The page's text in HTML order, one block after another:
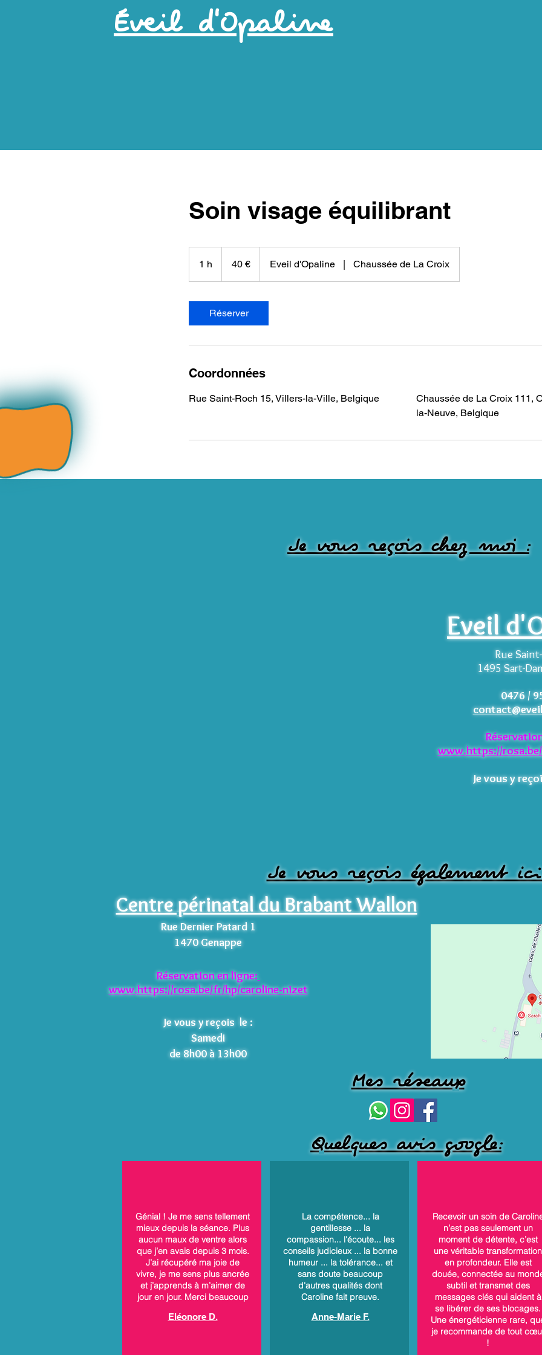
Éveil d'Opaline
Soin visage équilibrant
1 h 40 € Eveil d'Opaline | Chaussée de La Croix
Réserver
Coordonnées
Rue Saint-Roch 15, Villers-la-Ville, Belgique
Chaussée de La Croix 111,
la-Neuve, Belgique
Je vous reçois également
Centre périnatal du Brabant Wallon
Rue Dernier Patard 1
1470 Genappe
Réservationen ligne:
www.https://rosa.be/fr/hp/caroline-nizet
Je vous y reçois le :
Samedi
de 8h00 à 13h00
Je vous reçois chez moi :
Eveil
Rue
1495 Sart-
0476 /
www.https://
Je vous y
Génial ! Je me sens tellement
mieux depuis la séance. Plus
aucun maux de ventre alors
que j’en avais depuis 3 mois.
J’ai récupéré ma joie de
vivre, je me sens plus ancrée
et j’apprends à m’aimer de
jour en jour. Merci beaucoup
Eléonore D.
La compétence... la
gentillesse ... la
compassion... l'écoute... les
conseils judicieux ... la bonne
humeur ... la tolérance... et
sans doute beaucoup
d'autres qualités dont
Caroline fait preuve.
Anne-Marie F.
Recevoir un soin de
n’est pas seulement un
moment de détente, c’est
une véritable transformation
en profondeur. Elle est
douée, connectée au
subtil et transmet des
messages clés qui aident à
se libérer de ses blocages.
Une énergéticienne rare,
je recommande de tout
!
Quelques avis google:
Mes réseaux